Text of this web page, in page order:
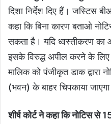
दिशा निर्देश दिए हैं। जस्टिस
कहा कि बिना कारण बताओ
सकता है। यदि ध्वस्तीकरण का
इसके विरुद्ध अपील करने के लिए
मालिक को पंजीकृत डाक द्वारा
(भवन) के बाहर चिपकाया
शीर्ष कोर्ट ने कहा कि नोटिस से